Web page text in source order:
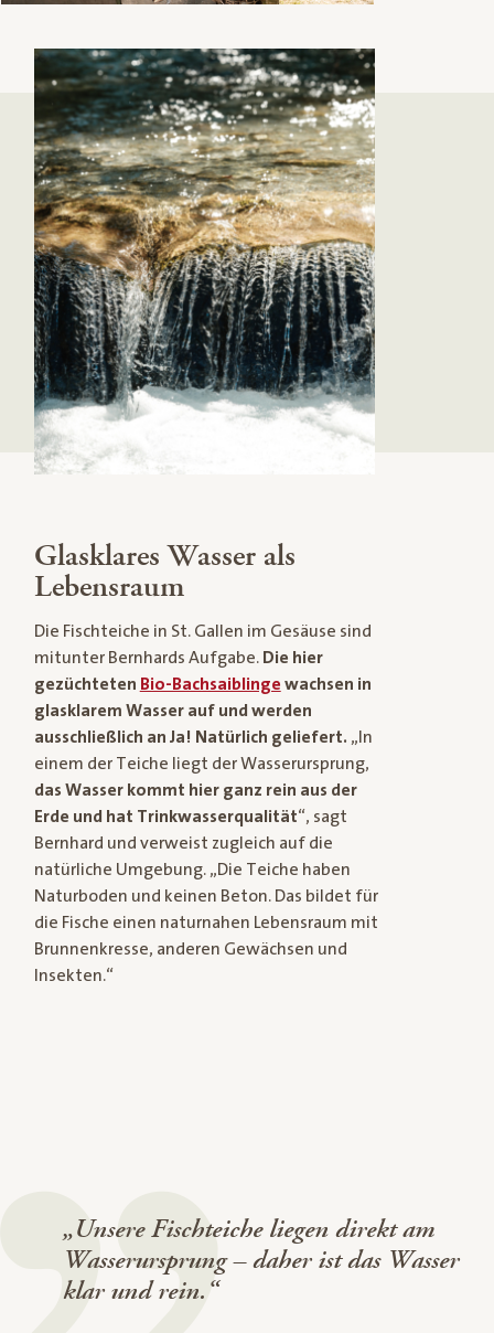
Glasklares Wasser als
Lebensraum
Die Fischteiche in St. Gallen im Gesäuse sind
mitunter Bernhards Aufgabe. Die hier
gezüchteten Bio-Bachsaiblinge wachsen in
glasklarem Wasser auf und werden
ausschließlich an Ja! Natürlich geliefert. „In
einem der Teiche liegt der Wasserursprung,
das Wasser kommt hier ganz rein aus der
Erde und hat Trinkwasserqualität“, sagt
Bernhard und verweist zugleich auf die
natürliche Umgebung. „Die Teiche haben
Naturboden und keinen Beton. Das bildet für
die Fische einen naturnahen Lebensraum mit
Brunnenkresse, anderen Gewächsen und
Insekten.“
„Unsere Fischteiche liegen direkt am
Wasserursprung – daher ist das Wasser
klar und rein.“